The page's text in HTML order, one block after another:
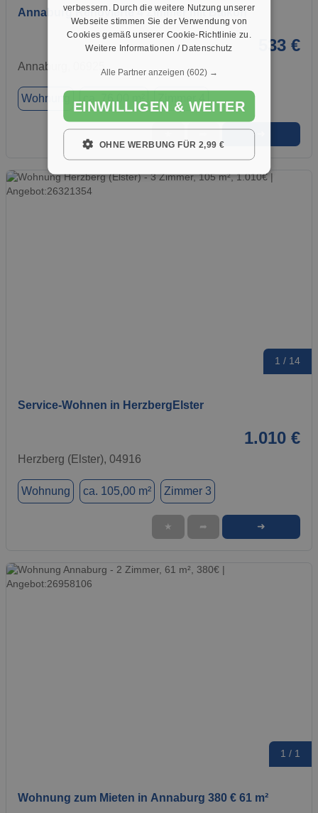
Annaburg Renovierte 4 Zimmer mit Balkon
533 €
Annaburg, 06925
Wohnung
1 / 14
Service-Wohnen in HerzbergElster
1.010 €
Herzberg (Elster), 04916
Wohnung ca. 105,00 m² Zimmer 3
★ ➦ ➜
1 / 1
Wohnung zum Mieten in Annaburg 380 € 61 m²
verbessern. Durch die weitere Nutzung unserer
Webseite stimmen Sie der Verwendung von
Cookies gemäß unserer Cookie-Richtlinie zu.
Weitere Informationen / Datenschutz
Alle Partner anzeigen (602) →
EINWILLIGEN & WEITER
OHNE WERBUNG FÜR 2,99 €